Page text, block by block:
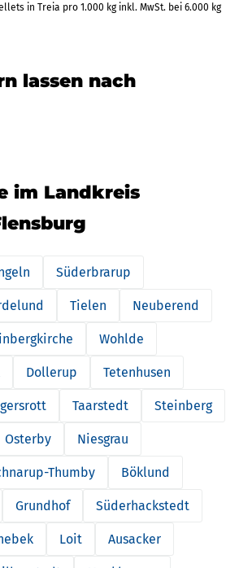
in Treia pro 1.000 kg inkl. MwSt. bei 6.000 kg
lassen nach
im Landkreis
Süderbrarup
Tielen Neuberend
Wohlde
Dollerup Tetenhusen
Taarstedt Steinberg
Osterby Niesgrau
Thumby Böklund
Grundhof Süderhackstedt
Loit Ausacker